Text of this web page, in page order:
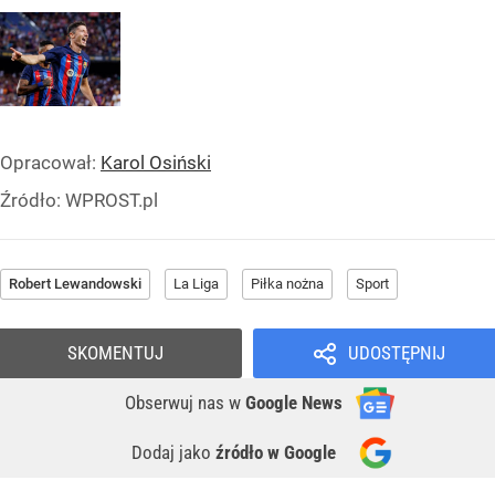
Opracował: Karol Osiński
Źródło: WPROST.pl
Robert Lewandowski La Liga Piłka nożna Sport
UDOSTĘPNIJ
Obserwuj nas w Google News
Dodaj jako źródło w Google
SKOMENTUJ